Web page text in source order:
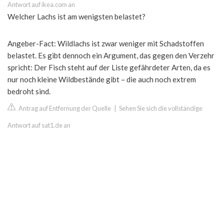
Antwort auf ikea.com an
Welcher Lachs ist am wenigsten belastet?
Angeber-Fact: Wildlachs ist zwar weniger mit Schadstoffen
belastet. Es gibt dennoch ein Argument, das gegen den Verzehr
spricht: Der Fisch steht auf der Liste gefährdeter Arten, da es
nur noch kleine Wildbestände gibt – die auch noch extrem
bedroht sind.
Antrag auf Entfernung der Quelle Sehen Sie sich die vollständige
Antwort auf sat1.de an